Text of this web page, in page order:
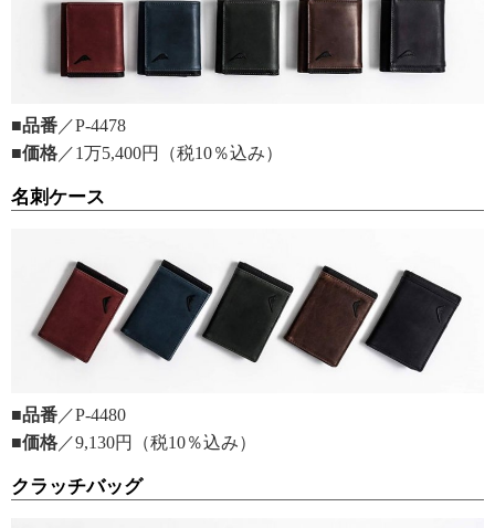
■品番 ／P-4478
■価格 ／1万5,400円（税10％込み）
名刺ケース
■品番／P-4480
■価格／9,130円（税10％込み）
クラッチバッグ